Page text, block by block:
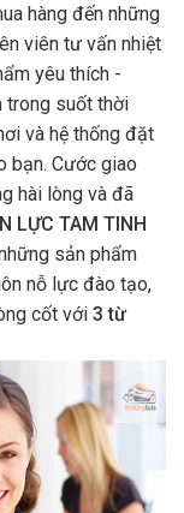
hàng đến những
viên tư vấn nhiệt
yêu thích -
trong suốt thời
và hệ thống đặt
bạn. Cước giao
hài lòng và đã
LỰC TAM TINH
sản phẩm
nỗ lực đào tạo,
cốt với 3 từ